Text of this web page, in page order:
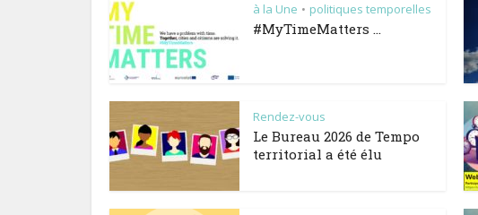
à la Une • politiques temporelles
#MyTimeMatters …
Rendez-vous
Le Bureau 2026 de Tempo
territorial a été élu